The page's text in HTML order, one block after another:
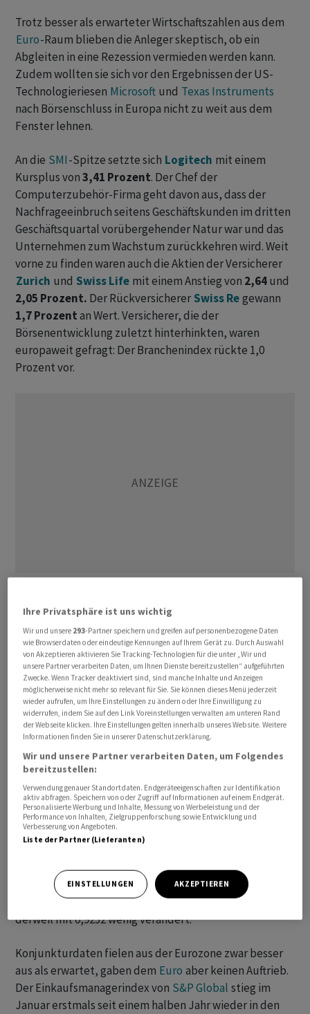
Trotz besser als erwarteter Wirtschaftszahlen aus dem
Euro-Raum blieben die Anleger skeptisch, ob ein
Abgleiten in eine Rezession vermieden werden kann.
Zudem wollten sie sich vor den Ergebnissen der US-
Technologieriesen Microsoft und Texas Instruments
nach Börsenschluss in Europa nicht zu weit aus dem
Fenster lehnen.
An die SMI-Spitze setzte sich Logitech mit einem
Kursplus von3,41 Prozent. Der Chef der
Computerzubehör-Firma geht davon aus, dass der
Nachfrageeinbruch seitens Geschäftskunden im dritten
Geschäftsquartal vorübergehender Natur war und das
Unternehmen zum Wachstum zurückkehren wird. Weit
vorne zu finden waren auch die Aktien der Versicherer
Zurich und Swiss Life mit einem Anstieg von 2,64und
2,05 Prozent. Der Rückversicherer Swiss Regewann
1,7 Prozentan Wert. Versicherer, die der
Börsenentwicklung zuletzt hinterhinkten, waren
europaweit gefragt: Der Branchenindex rückte 1,0
Prozent vor.
Gebremst wurde der Markt von den Kurseinbußen der
Indexschwergewichte aus dem Lebensmittel- und
Pharmasektor.NestleundNovartisverlorenein
halbes Prozent. Die Anteile des Arzneimittel-
AuftragsproduzentenLonzasanken am Tag vor der
Bilanzveröffentlichung um1,86 Prozent.
Zum ausführlichen Bericht geht eshier.
+++
17:15
Tageshöchstkurse nicht ganz zu halten. Aktuell notiert
das WährungspaarEUR/CHF bei 1,0041,nachdem es bis
auf 1,00685 geklettert war. Das DuoUSD/CHF
derweil mit 0,9232 wenig verändert.
Konjunkturdaten fielen aus der Eurozone zwar besser
aus als erwartet, gaben dem Euro aber keinen Auftrieb.
Der Einkaufsmanagerindex von S&P Global stieg im
Januar erstmals seit einem halben Jahr wieder in den
Ihre Privatsphäre ist uns wichtig
Wir und unsere 293-Partner speichern und greifen auf personenbezogene Daten
wie Browserdaten oder eindeutige Kennungen auf Ihrem Gerät zu. Durch Auswahl
von Akzeptieren aktivieren Sie Tracking-Technologien für die unter „Wir und
unsere Partner verarbeiten Daten, um Ihnen Dienste bereitzustellen“ aufgeführten
Zwecke. Wenn Tracker deaktiviert sind, sind manche Inhalte und Anzeigen
möglicherweise nicht mehr so relevant für Sie. Sie können dieses Menü jederzeit
wieder aufrufen, um Ihre Einstellungen zu ändern oder Ihre Einwilligung zu
widerrufen, indem Sie auf den Link Voreinstellungen verwalten am unteren Rand
der Webseite klicken. Ihre Einstellungen gelten innerhalb unseres Website. Weitere
Informationen finden Sie in unserer Datenschutzerklärung.
Wir und unsere Partner verarbeiten Daten, um Folgendes
bereitzustellen:
Verwendung genauer Standortdaten. Endgeräteeigenschaften zur Identifikation
aktiv abfragen. Speichern von oder Zugriff auf Informationen auf einem Endgerät.
Personalisierte Werbung und Inhalte, Messung von Werbeleistung und der
Performance von Inhalten, Zielgruppenforschung sowie Entwicklung und
Verbesserung von Angeboten.
Liste der Partner (Lieferanten)
EINSTELLUNGEN AKZEPTIEREN